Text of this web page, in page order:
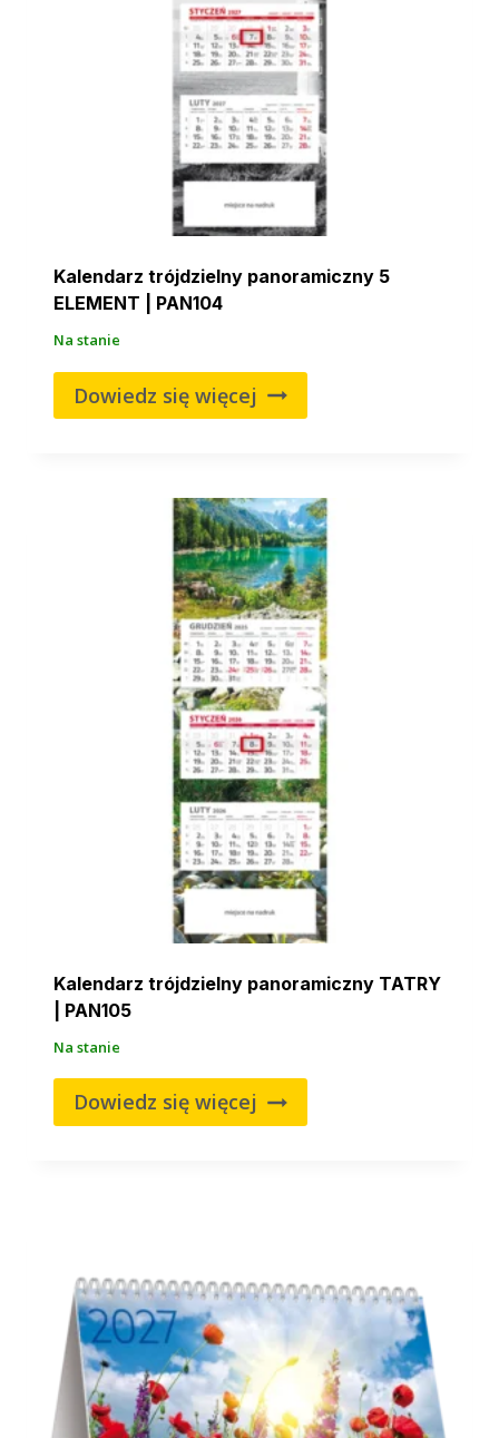
Kalendarz trójdzielny panoramiczny 5
ELEMENT | PAN104
Na stanie
Dowiedz się więcej
Kalendarz trójdzielny panoramiczny TATRY
| PAN105
Na stanie
Dowiedz się więcej